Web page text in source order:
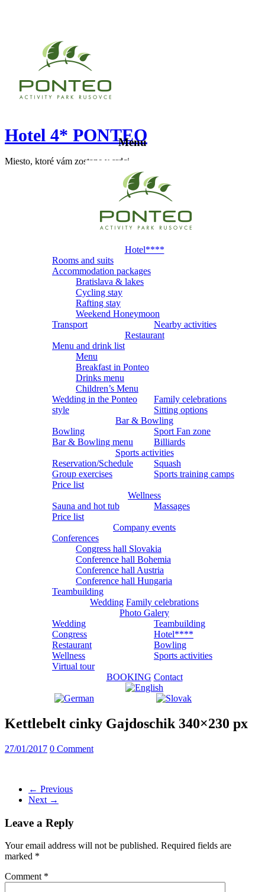
Hotel 4* PONTEO
Miesto, ktoré vám zostane v srdci
Menu
Hotel****
Rooms and suits
Accommodation packages
Bratislava & lakes
Cycling stay
Rafting stay
Weekend Honeymoon
Transport
Nearby activities
Restaurant
Menu and drink list
Menu
Breakfast in Ponteo
Drinks menu
Children’s Menu
Wedding in the Ponteo
style
Family celebrations
Sitting options
Bar & Bowling
Bowling
Sport Fan zone
Bar & Bowling menu
Billiards
Sports activities
Reservation/Schedule
Squash
Group exercises
Sports training camps
Price list
Wellness
Sauna and hot tub
Massages
Price list
Company events
Conferences
Congress hall Slovakia
Conference hall Bohemia
Conference hall Austria
Conference hall Hungaria
Teambuilding
Wedding Family celebrations
Photo Galery
Wedding
Teambuilding
Congress
Hotel****
Restaurant
Bowling
Wellness
Sports activities
Virtual tour
BOOKING Contact
Kettlebelt cinky Gajdoschik 340×230 px
27/01/2017 0 Comment
← Previous
Next →
Leave a Reply
Your email address will not be published. Required fields are
marked *
Comment *